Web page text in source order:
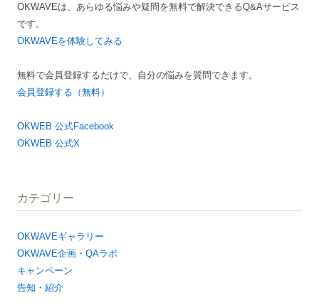
シ
ョ
OKWAVEは、あらゆる悩みや疑問を無料で解決できるQ&Aサービス
です。
OKWAVEを体験してみる
無料で会員登録するだけで、自分の悩みを質問できます。
会員登録する（無料）
OKWEB 公式Facebook
OKWEB 公式X
カテゴリー
OKWAVEギャラリー
OKWAVE企画・QAラボ
キャンペーン
告知・紹介